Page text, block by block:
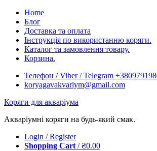
Skip
content
Home
Блог
Доставка та оплата
Інструкція по використанню коряги.
Каталог та замовлення товару.
Корзина.
Телефон / Viber / Telegram
koryagavakvariym@gmail.com
Коряги для акваріума
Акваріумні коряги на будь-який смак.
Login / Register
Shopping Cart /₴0.00